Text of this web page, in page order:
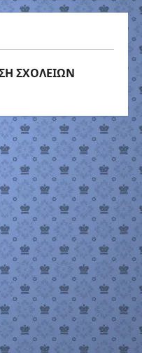
ΣΧΟΛΕΙΩΝ